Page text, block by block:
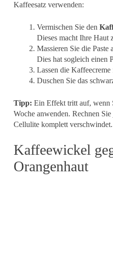
Kaffeesatz verwenden:
Vermischen Sie den
Dieses macht Ihre Haut
Massieren Sie die Paste
Dies hat sogleich einen
Lassen die
Duschen Sie das
Tipp: Ein Effekt tritt auf, wenn
Woche anwenden. Rechnen
Cellulite komplett verschwindet.
Kaffeewickel
Orangenhaut